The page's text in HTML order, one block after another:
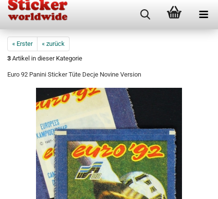
« Erster
« zurück
3 Artikel in dieser Kategorie
Euro 92 Panini Sticker Tüte Decje Novine Version